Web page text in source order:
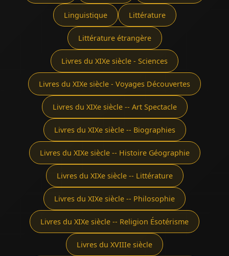
Linguistique Littérature
Littérature étrangère
Livres du XIXe siècle - Sciences
Livres du XIXe siècle - Voyages Découvertes
Livres du XIXe siècle -- Art Spectacle
Livres du XIXe siècle -- Biographies
Livres du XIXe siècle -- Histoire Géographie
Livres du XIXe siècle -- Littérature
Livres du XIXe siècle -- Philosophie
Livres du XIXe siècle -- Religion Ésotérisme
Livres du XVIIIe siècle